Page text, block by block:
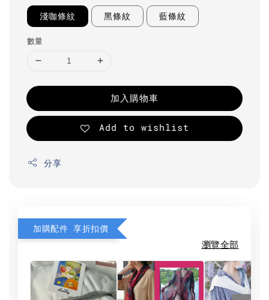
淺咖條紋 黑條紋 藍條紋
數量
加入購物車
Add to wishlist
分享
加購配件 享折扣價
瀏覽全部